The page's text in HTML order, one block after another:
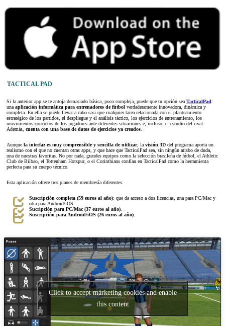
TACTICAL PAD
Si la anterior app se te antoja demasiado básica, poco compleja, puede que tu opción sea TacticalPad:
una aplicación informática para entrenadores de fútbol verdaderamente innovadora, dinámica y
completa. En ella se puede llevar a cabo casi que cualquier tarea relacionada con el planteamiento
estratégico de los partidos, el despliegue y el análisis táctico, los ejercicios de entrenamiento, los
movimientos concretos de los jugadores ante diferentes situaciones e, incluso, el estudio del rival.
Además, cuenta con una base de datos de ejercicios ya creados
Aunque la interfaz es muy comprensible y sencilla de utilizar, la visión 3D del programa aporta un
realismo con el que no cuentan otras apps, y que hace que TacticalPad sea, sin ningún atisbo de duda,
una de nuestras favoritas. No por nada, grandes equipos como la selección brasileña de fútbol, el Athletic
Club de Bilbao, el Tottenham Hotspur, o el Corinthians confían en TacticalPad como la herramienta
perfecta para su cuerpo técnico.
Esta aplicación ofrece tres planes de membresía diferentes:
Suscripción completa (59 euros al año): que da acceso a dos licencias, una para PC/Mac y
otra para Android/iOS.
Sucripción para PC/Mac (37 euros al año)
Suscripción para Android/iOS (26 euros al año)
Click to accept márketing cookies and enable
this content